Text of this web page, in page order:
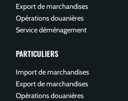
Export de marchandises
Opérations douanières
Service déménagement
PARTICULIERS
Import de marchandises
Export de marchandises
Opérations douanières